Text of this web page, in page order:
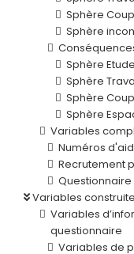
Sphère
Sphère
Sphère
Sphère
Sphère
Sphère
Variables
Numéros
Recrutement
Variables
Variables
questionnaire
Variables de